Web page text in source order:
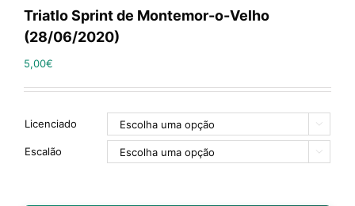
Triatlo Sprint de Montemor-o-Velho
(28/06/2020)
5,00€
Licenciado 
Escalão 